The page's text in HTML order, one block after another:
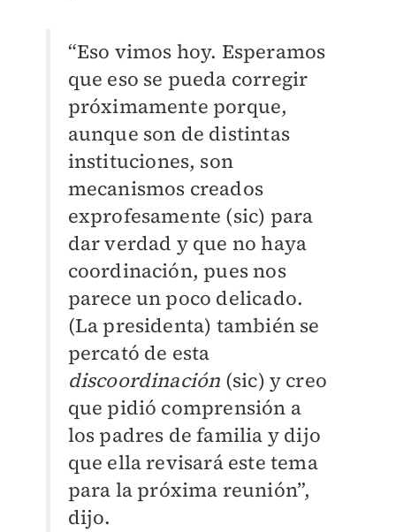
“Eso vimos hoy. Esperamos
que eso se pueda corregir
próximamente porque,
aunque son de distintas
instituciones, son
mecanismos creados
exprofesamente (sic) para
dar verdad y que no haya
coordinación, pues nos
parece un poco delicado.
(La presidenta) también se
percató de esta
discoordinación (sic) y creo
que pidió comprensión a
los padres de familia y dijo
que ella revisará este tema
para la próxima reunión”,
dijo.